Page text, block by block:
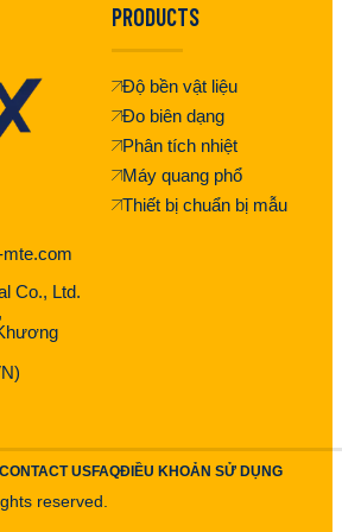
Co., Ltd.
PRODUCTS
Độ bền vật liệu
Đo biên dạng
Phân tích nhiệt
Máy quang phổ
Thiết bị chuẩn bị mẫu
CONTACT USFAQĐIỀU KHOẢN SỬ DỤNG
reserved.